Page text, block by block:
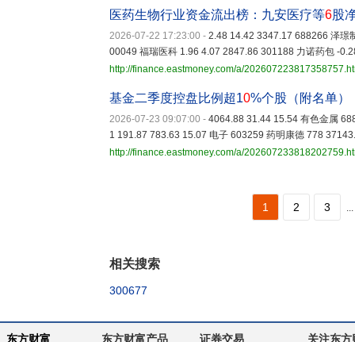
医药生物行业资金流出榜：九安医疗等6股
2026-07-22 17:23:00 - 2.48 14.42 3347.17 688266 泽璟
00049 福瑞医科 1.96 4.07 2847.86 301188 力诺药包 -
http://finance.eastmoney.com/a/
基金二季度控盘比例超10%个股（附名单）
2026-07-23 09:07:00 - 4064.88 31.44 15.54 有色金属
1 191.87 783.63 15.07 电子 603259 药明康德 778
http://finance.eastmoney.com/a/
1 2 3 ...
相关搜索
300677
东方财富 东方财富产品 证券交易 关注东方